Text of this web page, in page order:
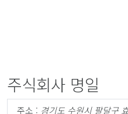
주식회사 명일
주소 : 경기도 수원시 팔달구